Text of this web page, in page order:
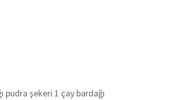
pudra şekeri 1 çay bardağı